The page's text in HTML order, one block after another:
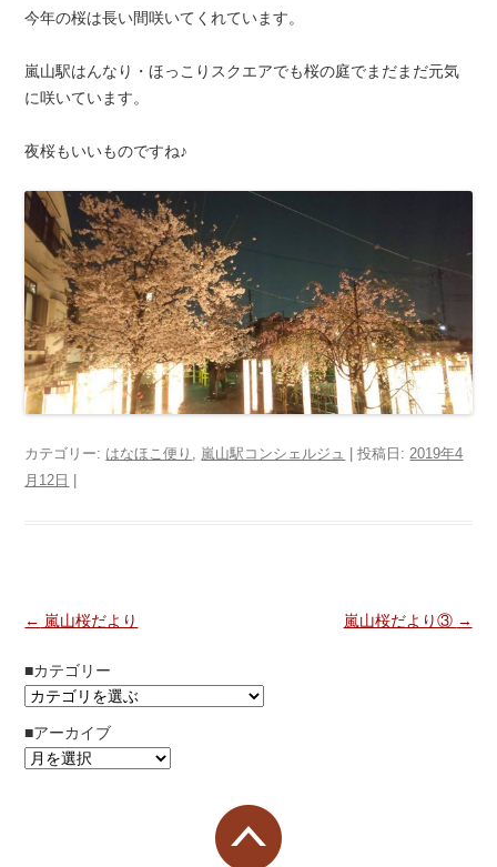
今年の桜は長い間咲いてくれています。
嵐山駅はんなり・ほっこりスクエアでも桜の庭でまだまだ元気
に咲いています。
夜桜もいいものですね♪
カテゴリー: はなほこ便り , 嵐山駅コンシェルジュ | 投稿日:2019年4
月12日
投稿ナビゲーション
← 嵐山桜だより 嵐山桜だより③ →
■カテゴリー
■アーカイブ